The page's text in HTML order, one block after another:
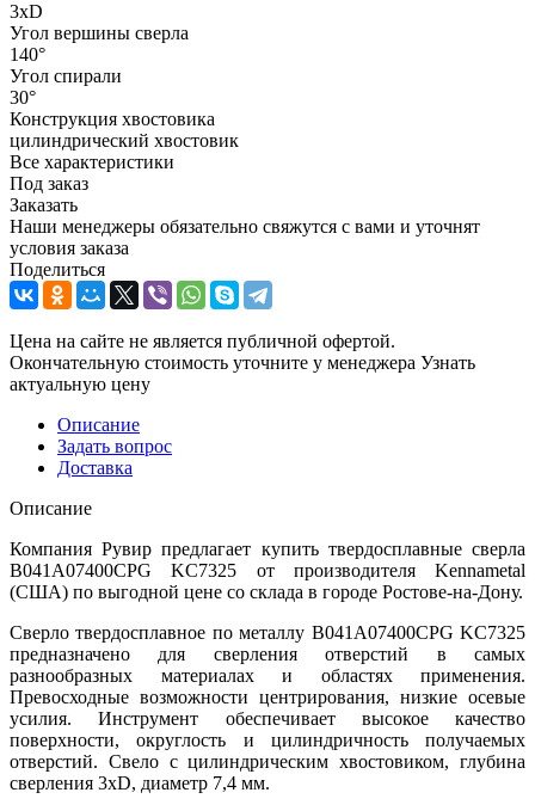
3xD
Угол вершины сверла
140°
Угол спирали
30°
Конструкция хвостовика
цилиндрический хвостовик
Все характеристики
Под заказ
Заказать
Наши менеджеры обязательно свяжутся с вами и уточнят
условия заказа
Поделиться
Цена на сайте не является публичной офертой.
Окончательную стоимость уточните у менеджера Узнать
актуальную цену
Описание
Задать вопрос
Доставка
Описание
Компания Рувир предлагает купить твердосплавные сверла
B041A07400CPG KC7325 от производителя Kennametal
(США) по выгодной цене со склада в городе Ростове-на-Дону.
Сверло твердосплавное по металлу B041A07400CPG KC7325
предназначено для сверления отверстий в самых
разнообразных материалах и областях применения.
Превосходные возможности центрирования, низкие осевые
усилия. Инструмент обеспечивает высокое качество
поверхности, округлость и цилиндричность получаемых
отверстий. Свело с цилиндрическим хвостовиком, глубина
сверления 3xD, диаметр 7,4 мм.